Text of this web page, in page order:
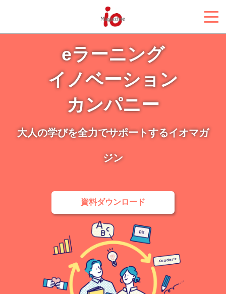
eラーニング
イノベーション
カンパニー
大人の学びを全力でサポートするイオマガ
ジン
資料ダウンロード